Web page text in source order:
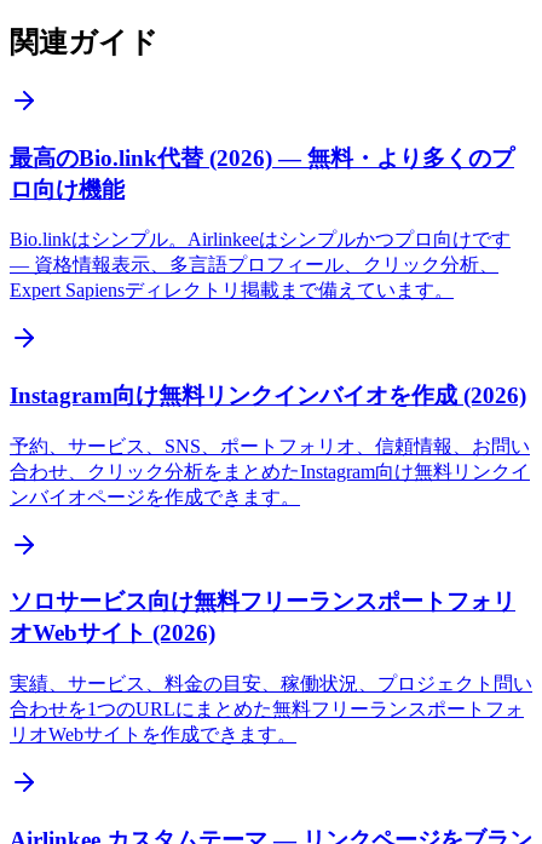
関連ガイド
最高のBio.link代替 (2026) — 無料・より多くのプ
ロ向け機能
Bio.linkはシンプル。Airlinkeeはシンプルかつプロ向けです
— 資格情報表示、多言語プロフィール、クリック分析、
Expert Sapiensディレクトリ掲載まで備えています。
Instagram向け無料リンクインバイオを作成 (2026)
予約、サービス、SNS、ポートフォリオ、信頼情報、お問い
合わせ、クリック分析をまとめたInstagram向け無料リンクイ
ンバイオページを作成できます。
ソロサービス向け無料フリーランスポートフォリ
オWebサイト (2026)
実績、サービス、料金の目安、稼働状況、プロジェクト問い
合わせを1つのURLにまとめた無料フリーランスポートフォ
リオWebサイトを作成できます。